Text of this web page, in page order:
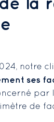
la
notre
ses
de